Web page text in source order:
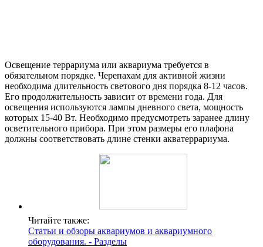
Освещение террариума или аквариума требуется в
обязательном порядке. Черепахам для активной жизни
необходима длительность светового дня порядка 8-12 часов.
Его продолжительность зависит от времени года. Для
освещения используются лампы дневного света, мощность
которых 15-40 Вт. Необходимо предусмотреть заранее длину
осветительного прибора. При этом размеры его плафона
должны соответствовать длине стенки акватеррариума.
Читайте также:
Статьи и обзоры аквариумов и аквариумного
оборудования. - Разделы